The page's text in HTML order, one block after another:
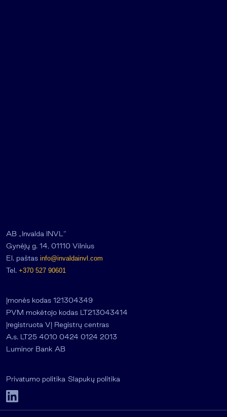
AB „Invalda INVL“
Gynėjų g. 14, 01110 Vilnius
El. paštas info@invaldainvl.com
Tel. +370 527 90601
Įmonės kodas 121304349
PVM mokėtojo kodas LT213043414
Įregistruota VĮ Registrų centras
A.s. LT25 4010 0424 0124 2013
Luminor Bank AB
Privatumo politika Slapukų politika